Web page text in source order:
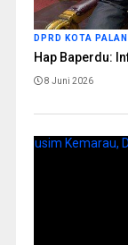
DPRD KOTA
Hap Baperdu:
8 Juni 2026